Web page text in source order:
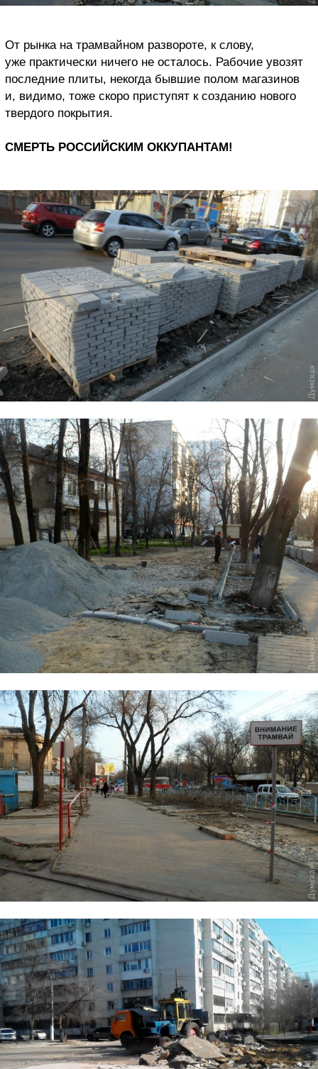
От рынка на трамвайном развороте, к слову,
уже практически ничего не осталось. Рабочие увозят
последние плиты, некогда бывшие полом магазинов
и, видимо, тоже скоро приступят к созданию нового
твердого покрытия.
СМЕРТЬ РОССИЙСКИМ ОККУПАНТАМ!